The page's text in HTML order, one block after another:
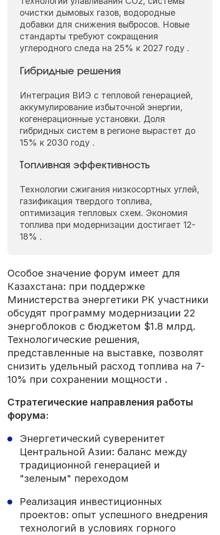
очистки дымовых газов, водородные
добавки для снижения выбросов. Новые
стандарты требуют сокращения
углеродного следа на 25% к 2027 году .
Гибридные решения
Интеграция ВИЭ с тепловой генерацией,
аккумулирование избыточной энергии,
когенерационные установки. Доля
гибридных систем в регионе вырастет до
15% к 2030 году .
Топливная эффективность
Технологии сжигания низкосортных углей,
газификация твердого топлива,
оптимизация тепловых схем. Экономия
топлива при модернизации достигает 12-
18% .
Особое значение форум имеет для
Казахстана: при поддержке
Министерства энергетики РК участники
обсудят программу модернизации 22
энергоблоков с бюджетом $1.8 млрд.
Технологические решения,
представленные на выставке, позволят
снизить удельный расход топлива на 7-
10% при сохранении мощности .
Стратегические направления работы
форума:
Энергетический суверенитет
Центральной Азии: баланс между
традиционной генерацией и
"зеленым" переходом
Реализация инвестиционных
проектов: опыт успешного внедрения
технологий в условиях горного